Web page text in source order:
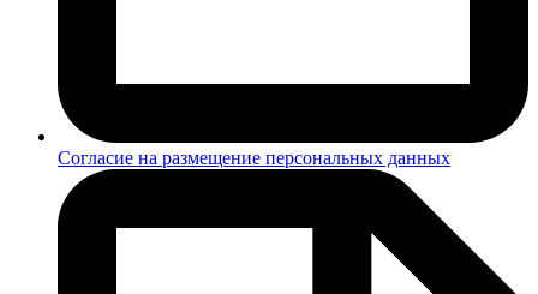
Согласие на размещение персональных данных